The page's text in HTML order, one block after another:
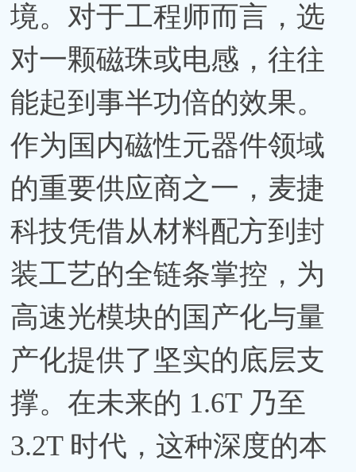
境。对于工程师而言，选
对一颗磁珠或电感，往往
能起到事半功倍的效果。
作为国内磁性元器件领域
的重要供应商之一，麦捷
科技凭借从材料配方到封
装工艺的全链条掌控，为
高速光模块的国产化与量
产化提供了坚实的底层支
撑。在未来的 1.6T 乃至
3.2T 时代，这种深度的本